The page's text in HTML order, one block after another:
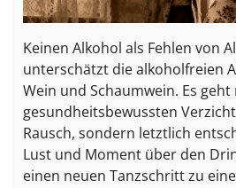
Keinen Alkohol als Fehlen von
unterschätzt die alkoholfreien
Wein und Schaumwein. Es
gesundheitsbewussten
Rausch, sondern letztlich
Lust und Moment über den
einen neuen Tanzschritt zu